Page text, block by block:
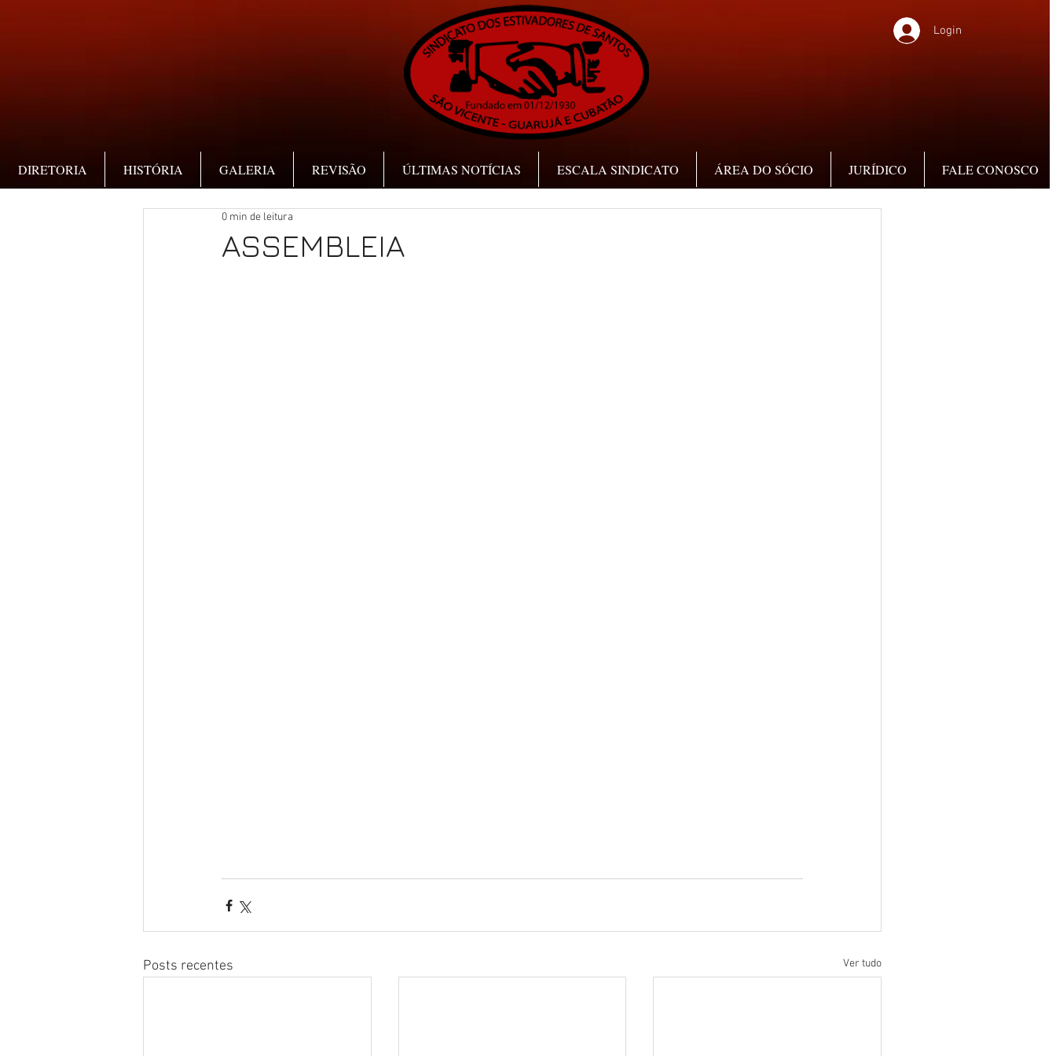
Login
DIRETORIA HISTÓRIA GALERIA REVISÃO ÚLTIMAS NOTÍCIAS ESCALA SINDICATO ÁREA DO SÓCIO JURÍDICO FALE CONOSCO
ASSEMBLEIA
0 min de leitura
Posts recentes Ver tudo